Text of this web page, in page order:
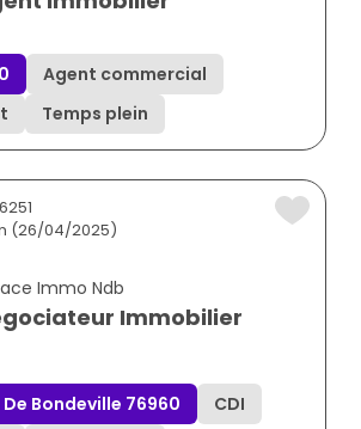
Agent commercial
Temps plein
(26/04/2025)
Immo Ndb
Immobilier
Bondeville 76960
CDI